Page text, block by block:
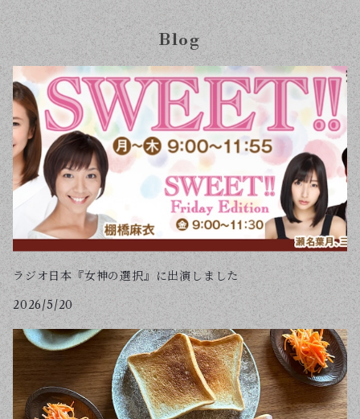
Blog
ラジオ日本『女神の選択』に出演しました
2026/5/20